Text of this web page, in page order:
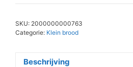
stuks
SKU: 2000000000763
Categorie: Klein brood
Beschrijving